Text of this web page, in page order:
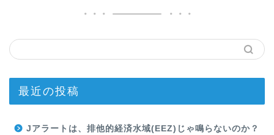
最近の投稿
Jアラートは、排他的経済水域(EEZ)じゃ鳴らないのか？